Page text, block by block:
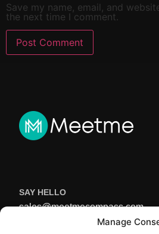
Manage
Save my name, email, and
the next time I comment.
SAY HELLO
sales@meetmecompass.com